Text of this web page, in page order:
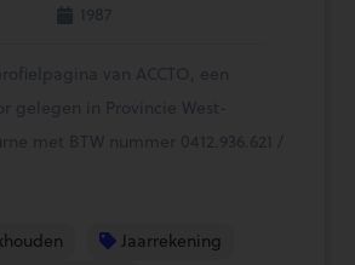
1987
van ACCTO, een
gelegen in Provincie West-
met BTW nummer 0412.936.621 /
Jaarrekening